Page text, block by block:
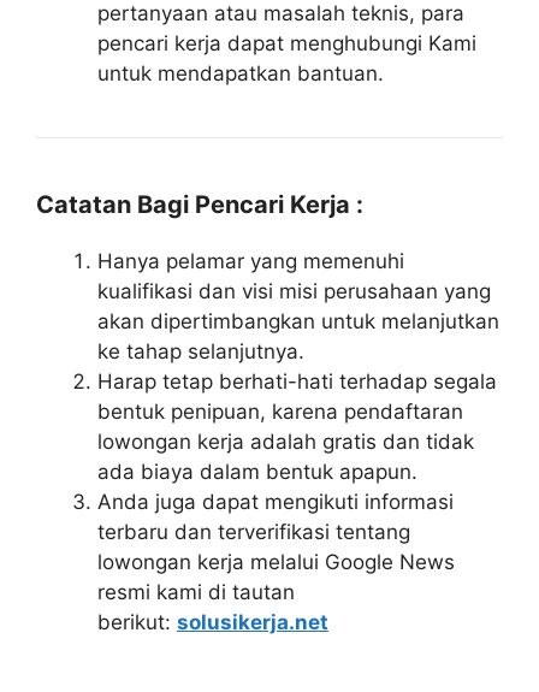
pertanyaan atau masalah teknis, para
pencari kerja dapat menghubungi Kami
untuk mendapatkan bantuan.
Catatan Bagi Pencari Kerja :
Hanya pelamar yang memenuhi
kualifikasi dan visi misi perusahaan yang
akan dipertimbangkan untuk melanjutkan
ke tahap selanjutnya.
Harap tetap berhati-hati terhadap segala
bentuk penipuan, karena pendaftaran
lowongan kerja adalah gratis dan tidak
ada biaya dalam bentuk apapun.
Anda juga dapat mengikuti informasi
terbaru dan terverifikasi tentang
lowongan kerja melalui Google News
resmi kami di tautan
berikut: solusikerja.net